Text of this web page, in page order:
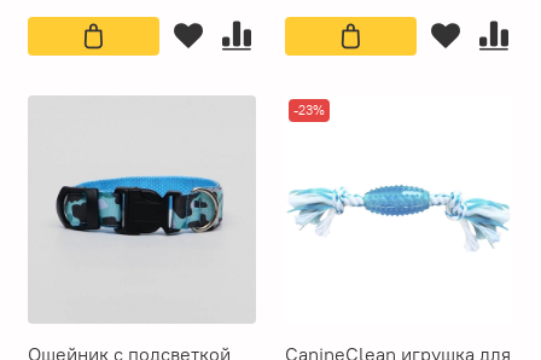
Ошейник с подсветкой
-23%
CanineClean игрушка для